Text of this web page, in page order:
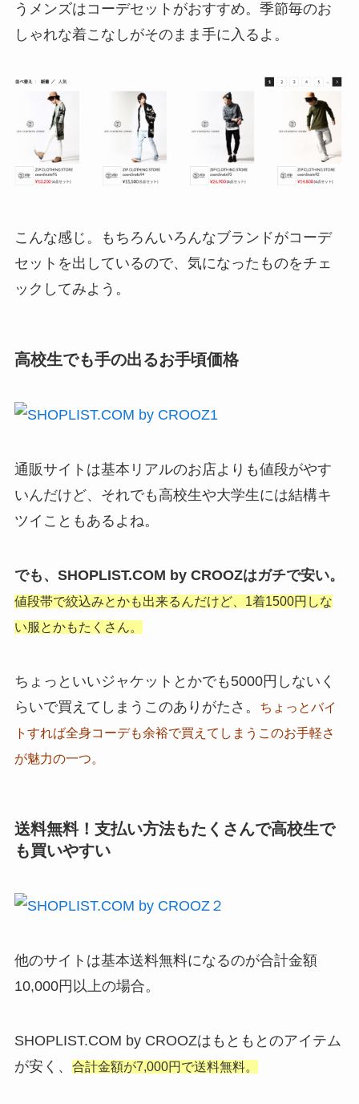
うメンズはコーデセットがおすすめ。季節毎のお
しゃれな着こなしがそのまま手に入るよ。
こんな感じ。もちろんいろんなブランドがコーデ
セットを出しているので、気になったものをチェ
ックしてみよう。
高校生でも手の出るお手頃価格
通販サイトは基本リアルのお店よりも値段がやす
いんだけど、それでも高校生や大学生には結構キ
ツイこともあるよね。
でも、SHOPLIST.COM by CROOZはガチで安い。
値段帯で絞込みとかも出来るんだけど、 1着1500円しな
い服とかもたくさん。
ちょっといいジャケットとかでも5000円しないく
らいで買えてしまうこのありがたさ。
ちょっとバイ
トすれば全身コーデも余裕で買えてしまうこのお手軽さ
が魅力の一つ。
送料無料！支払い方法もたくさんで高校生で
も買いやすい
他のサイトは基本送料無料になるのが合計金額
10,000円以上の場合。
SHOPLIST.COM by CROOZはもともとのアイテム
が安く、 合計金額が7,000円で送料無料。